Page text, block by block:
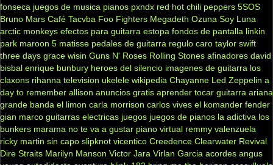
fonseca juegos de musica pianos pxndx red hot chili peppers 5SOS
Bruno Mars Café Tacvba Foo Fighters Megadeth Ozuna Soy Luna
arctic monkeys efectos para guitarra estopa fondos de pantalla linkin
park maroon 5 matisse pedales de guitarra regulo caro taylor swift
three days grace wisin Guns N' Roses Rolling Stones afinadores david
bisbal enrique bunbury heroes del silencio imagenes de guitarra los
claxons rihanna television ukelele wikipedia Chayanne Led Zeppelin a
day to remember allison anuncios gratis aprender tocar guitarra ariana
grande banda el limon carla morrison carlos vives el komander fender
gian marco guitarras electricas juegos juegos de pianos la adictiva los
bunkers marama no te va a gustar piano virtual remmy valenzuela
ricky martin sin capo slipknot vicentico Creedence Clearwater Revival
Dire Straits Marilyn Manson Victor Jara Virlan Garcia acordes angus